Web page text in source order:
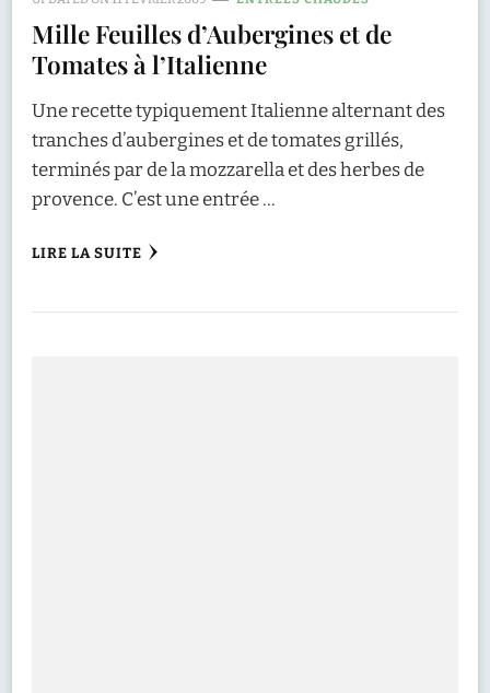
Mille Feuilles d’Aubergines et de
Tomates à l’Italienne
Une recette typiquement Italienne alternant des
tranches d’aubergines et de tomates grillés,
terminés par de la mozzarella et des herbes de
provence. C’est une entrée …
LIRE LA SUITE